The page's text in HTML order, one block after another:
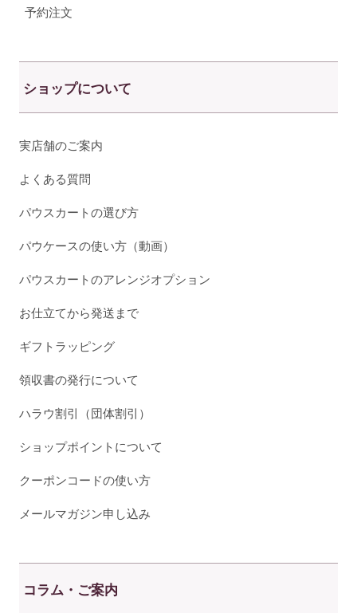
予約注文
ショップについて
実店舗のご案内
よくある質問
パウスカートの選び方
パウケースの使い方（動画）
パウスカートのアレンジオプション
お仕立てから発送まで
ギフトラッピング
領収書の発行について
ハラウ割引（団体割引）
ショップポイントについて
クーポンコードの使い方
メールマガジン申し込み
コラム・ご案内